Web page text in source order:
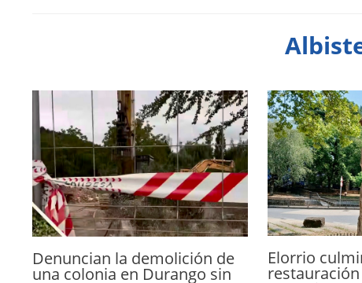
Denuncian la demolición de
una colonia en Durango sin
Elorrio